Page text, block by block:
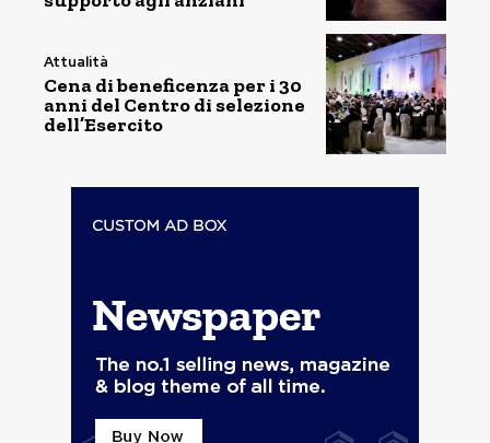
Attualità
Cena di beneficenza per i 30
anni del Centro di selezione
dell’Esercito